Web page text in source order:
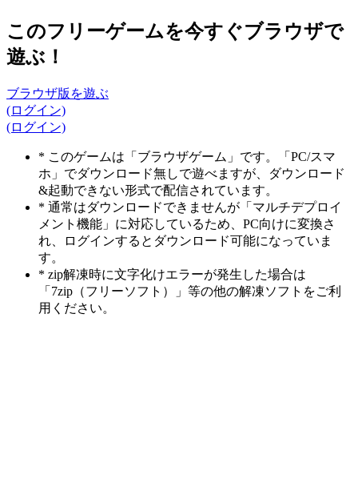
このフリーゲームを今すぐブラウザで
遊ぶ！
ブラウザ版を遊ぶ
(ログイン)
(ログイン)
* このゲームは「ブラウザゲーム」です。「PC/スマ
ホ」でダウンロード無しで遊べますが、ダウンロード
&起動できない形式で配信されています。
* 通常はダウンロードできませんが「マルチデプロイ
メント機能」に対応しているため、PC向けに変換さ
れ、ログインするとダウンロード可能になっていま
す。
* zip解凍時に文字化けエラーが発生した場合は
「7zip（フリーソフト）」等の他の解凍ソフトをご利
用ください。